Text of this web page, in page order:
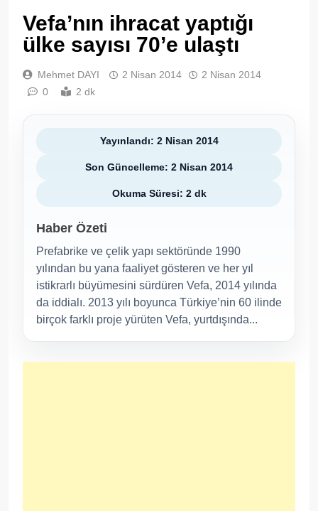
Vefa’nın ihracat yaptığı
ülke sayısı 70’e ulaştı
Mehmet DAYI 2 Nisan 2014
2 Nisan 2014
0
2 dk
Yayınlandı: 2 Nisan 2014
Son Güncelleme: 2 Nisan 2014
Okuma Süresi: 2 dk
Haber Özeti
Prefabrike ve çelik yapı sektöründe 1990
yılından bu yana faaliyet gösteren ve her yıl
istikrarlı büyümesini sürdüren Vefa, 2014 yılında
da iddialı. 2013 yılı boyunca Türkiye’nin 60 ilinde
birçok farklı proje yürüten Vefa, yurtdışında...